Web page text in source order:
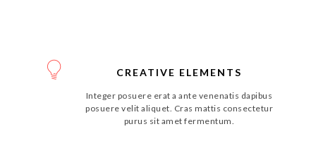
CREATIVE ELEMENTS
Integer posuere erat a ante venenatis dapibus
posuere velit aliquet. Cras mattis consectetur
purus sit amet fermentum.